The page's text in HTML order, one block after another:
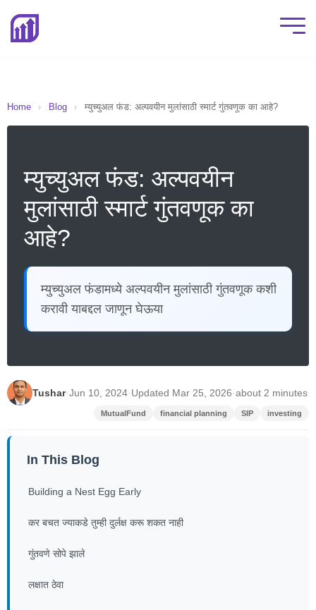
Home › Blog › म्युच्युअल फंड: अल्पवयीन मुलांसाठी स्मार्ट गुंतवणूक का आहे?
म्युच्युअल फंड: अल्पवयीन
मुलांसाठी स्मार्ट गुंतवणूक का
आहे?
म्युच्युअल फंडामध्ये अल्पवयीन मुलांसाठी गुंतवणूक कशी
करावी याबद्दल जाणून घेऊया
Tushar·Jun 10, 2024·Updated Mar 25, 2026·about 2 minutes
MutualFund financial planning SIP investing
In This Blog
Building a Nest Egg Early
कर बचत ज्याकडे तुम्ही दुर्लक्ष करू शकत नाही
गुंतवणे सोपे झाले
लक्षात ठेवा